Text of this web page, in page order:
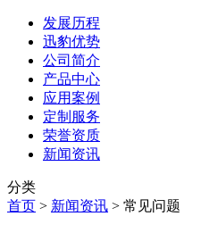
发展历程
迅豹优势
公司简介
产品中心
应用案例
定制服务
荣誉资质
新闻资讯
分类
首页 > 新闻资讯 > 常见问题